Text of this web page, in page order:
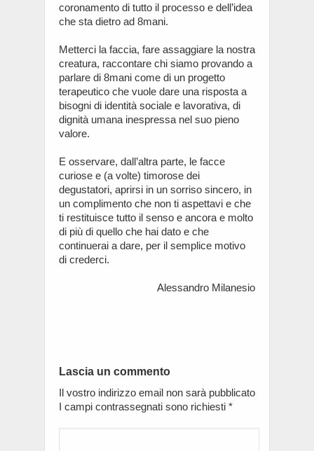
coronamento di tutto il processo e dell’idea
che sta dietro ad 8mani.
Metterci la faccia, fare assaggiare la nostra
creatura, raccontare chi siamo provando a
parlare di 8mani come di un progetto
terapeutico che vuole dare una risposta a
bisogni di identità sociale e lavorativa, di
dignità umana inespressa nel suo pieno
valore.
E osservare, dall’altra parte, le facce
curiose e (a volte) timorose dei
degustatori, aprirsi in un sorriso sincero, in
un complimento che non ti aspettavi e che
ti restituisce tutto il senso e ancora e molto
di più di quello che hai dato e che
continuerai a dare, per il semplice motivo
di crederci.
Alessandro Milanesio
Lascia un commento
Il vostro indirizzo email non sarà pubblicato
I campi contrassegnati sono richiesti *